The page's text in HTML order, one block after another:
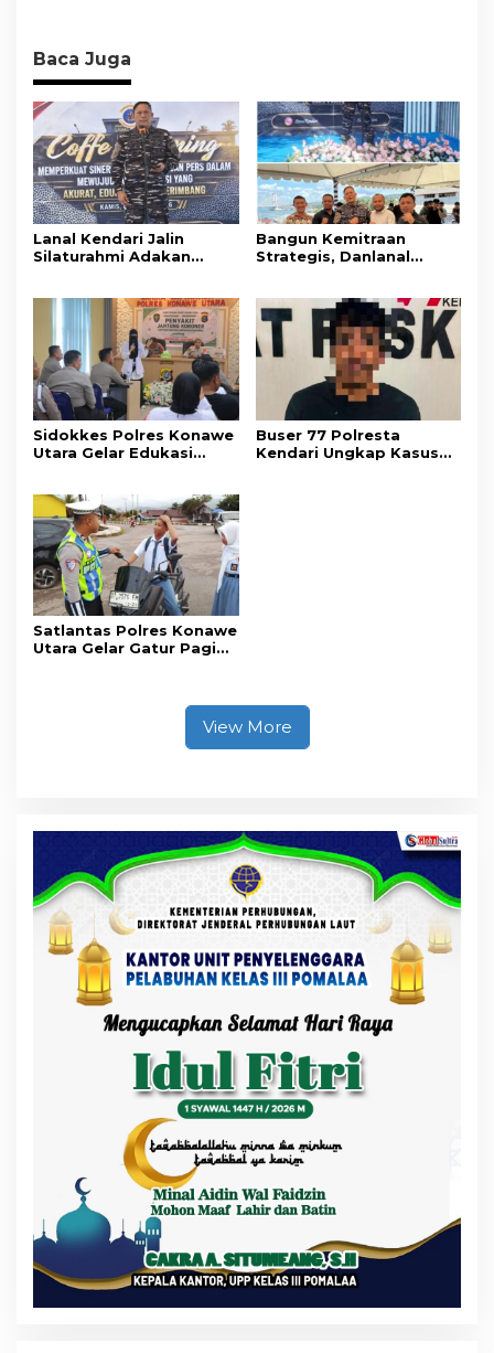
Baca Juga
Lanal Kendari Jalin
Silaturahmi Adakan
Bangun Kemitraan
Strategis, Danlanal
Objektif dan Berimbang
Sidokkes Polres Konawe
Utara Gelar Edukasi
Kesadaran Personel
akan Pentingnya Hidup
Sehat
Buser 77 Polresta
Kendari Ungkap Kasus
Satlantas Polres Konawe
Utara Gelar Gatur Pagi
Lantas dan Pelayanan
View More